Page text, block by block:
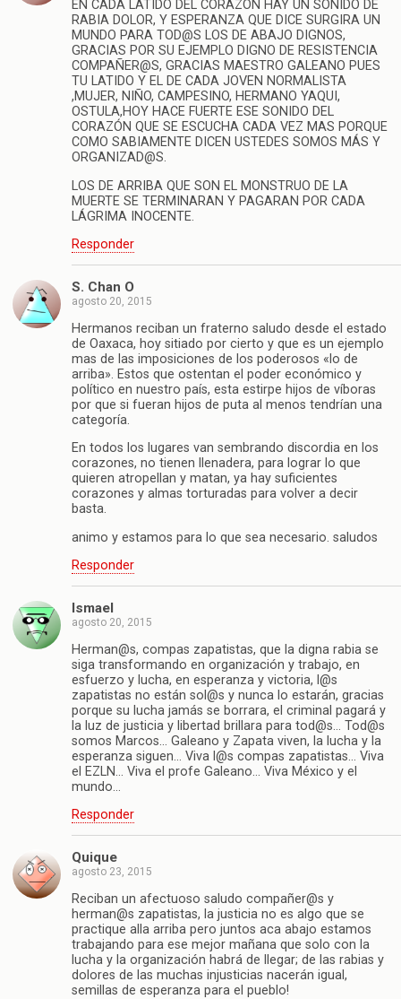
EN CADA LATIDO DEL CORAZON HAY UN SONIDO DE
RABIA DOLOR, Y ESPERANZA QUE DICE SURGIRA UN
MUNDO PARA TOD@S LOS DE ABAJO DIGNOS,
GRACIAS POR SU EJEMPLO DIGNO DE RESISTENCIA
COMPAÑER@S, GRACIAS MAESTRO GALEANO PUES
TU LATIDO Y EL DE CADA JOVEN NORMALISTA
,MUJER, NIÑO, CAMPESINO, HERMANO YAQUI,
OSTULA,HOY HACE FUERTE ESE SONIDO DEL
CORAZÓN QUE SE ESCUCHA CADA VEZ MAS PORQUE
COMO SABIAMENTE DICEN USTEDES SOMOS MÁS Y
ORGANIZAD@S.
LOS DE ARRIBA QUE SON EL MONSTRUO DE LA
MUERTE SE TERMINARAN Y PAGARAN POR CADA
LÁGRIMA INOCENTE.
Responder
S. Chan O
agosto 20, 2015
Hermanos reciban un fraterno saludo desde el estado
de Oaxaca, hoy sitiado por cierto y que es un ejemplo
mas de las imposiciones de los poderosos «lo de
arriba». Estos que ostentan el poder económico y
político en nuestro país, esta estirpe hijos de víboras
por que si fueran hijos de puta al menos tendrían una
categoría.
En todos los lugares van sembrando discordia en los
corazones, no tienen llenadera, para lograr lo que
quieren atropellan y matan, ya hay suficientes
corazones y almas torturadas para volver a decir
basta.
animo y estamos para lo que sea necesario. saludos
Responder
Ismael
agosto 20, 2015
Herman@s, compas zapatistas, que la digna rabia se
siga transformando en organización y trabajo, en
esfuerzo y lucha, en esperanza y victoria, l@s
zapatistas no están sol@s y nunca lo estarán, gracias
porque su lucha jamás se borrara, el criminal pagará y
la luz de justicia y libertad brillara para tod@s… Tod@s
somos Marcos… Galeano y Zapata viven, la lucha y la
esperanza siguen… Viva l@s compas zapatistas… Viva
el EZLN… Viva el profe Galeano… Viva México y el
mundo…
Responder
Quique
agosto 23, 2015
Reciban un afectuoso saludo compañer@s y
herman@s zapatistas, la justicia no es algo que se
practique alla arriba pero juntos aca abajo estamos
trabajando para ese mejor mañana que solo con la
lucha y la organización habrá de llegar; de las rabias y
dolores de las muchas injusticias nacerán igual,
semillas de esperanza para el pueblo!